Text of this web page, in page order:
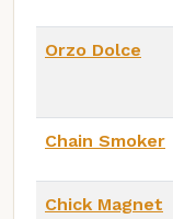
Orzo Dolce
Chain Smoker
Chick Magnet